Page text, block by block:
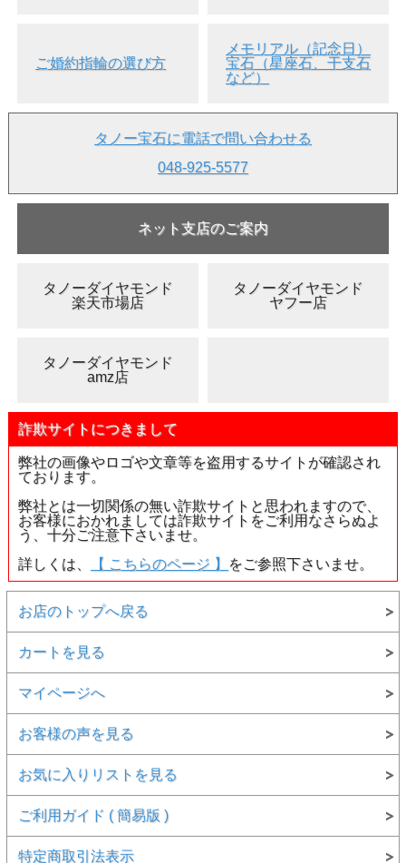
ご婚約指輪の選び方
メモリアル（記念日）
宝石（星座石、干支石
など）
タノー宝石に電話で問い合わせる
048-925-5577
ネット支店のご案内
タノーダイヤモンド
楽天市場店
タノーダイヤモンド
ヤフー店
タノーダイヤモンド
amz店
詐欺サイトにつきまして
弊社の画像やロゴや文章等を盗用するサイトが確認され
ております。
弊社とは一切関係の無い詐欺サイトと思われますので、
お客様におかれましては詐欺サイトをご利用なさらぬよ
う、十分ご注意下さいませ。
詳しくは、
【 こちらのページ 】 をご参照下さいませ。
お店のトップへ戻る
カートを見る
マイページへ
お客様の声を見る
お気に入りリストを見る
ご利用ガイド ( 簡易版 )
特定商取引法表示